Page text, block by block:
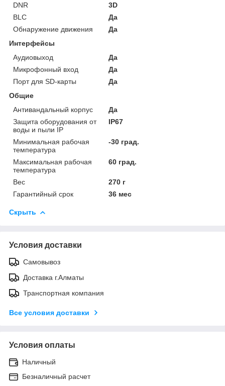
DNR
3D
BLC
Да
Обнаружение движения
Да
Интерфейсы
Аудиовыход
Да
Микрофонный вход
Да
Порт для SD-карты
Да
Общие
Антивандальный корпус
Да
Защита оборудования от
воды и пыли IP
IP67
Минимальная рабочая
температура
-30 град.
Максимальная рабочая
температура
60 град.
Вес
270 г
Гарантийный срок
36 мес
Скрыть
Условия доставки
Самовывоз
Доставка г.Алматы
Транспортная компания
Все условия доставки
Условия оплаты
Наличный
Безналичный расчет